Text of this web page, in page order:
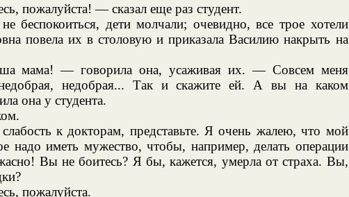
пожалуйста! — сказал еще раз студент.
беспокоиться, дети молчали; очевидно, все трое хотели
повела их в столовую и приказала Василию накрыть на
мама! — говорила она, усаживая их. — Совсем меня
недобрая... Так и скажите ей. А вы на каком
она у студента.
к докторам, представьте. Я очень жалею, что мой
надо иметь мужество, чтобы, например, делать операции
Вы не боитесь? Я бы, кажется, умерла от страха. Вы,
пожалуйста.